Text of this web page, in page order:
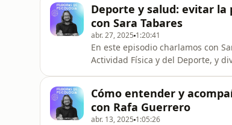
mitos so
Deporte y salud: evitar
con Sara Tabares
abr. 27, 2025 1:20:41
En este episodio charlamos con
Actividad Física y del Deporte, y
cómo adaptar
Cómo entender y
con Rafa Guerrero
abr. 13, 2025 1:05:26